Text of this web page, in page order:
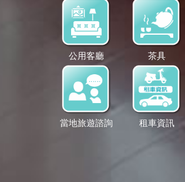
公用客廳 茶具
當地旅遊諮詢 租車資訊